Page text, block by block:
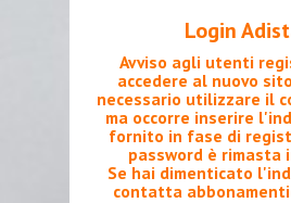
Login
Avviso agli utenti
accedere al nuovo
necessario utilizzare il
ma occorre inserire
fornito in fase di
password è rimasta
Se hai dimenticato
contatta